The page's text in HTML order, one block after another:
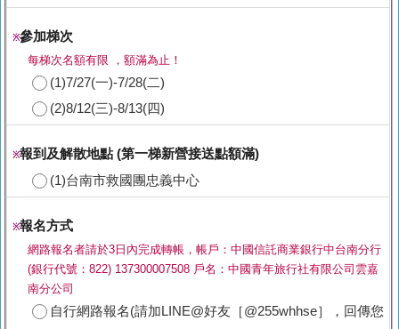
※參加梯次
每梯次名額有限 ，額滿為止！
(1)7/27(一)-7/28(二)
(2)8/12(三)-8/13(四)
※報到及解散地點 (第一梯新營接送點額滿)
(1)台南市救國團忠義中心
※報名方式
網路報名者請於3日內完成轉帳，帳戶：中國信託商業銀行中台南分行
(銀行代號：822) 137300007508 戶名：中國青年旅行社有限公司雲嘉
南分公司
自行網路報名(請加LINE@好友［@255whhse］，回傳您